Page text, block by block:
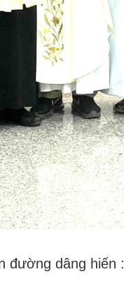
đường dâng hiến :